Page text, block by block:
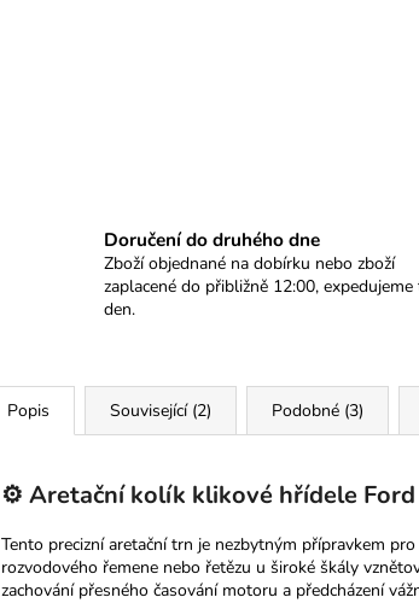
Doručení do druhého dne
Zboží objednané na dobírku nebo zboží
zaplacené do přibližně 12:00, expedujeme
den.
Popis Související (2) Podobné (3)
⚙️ Aretační kolík klikové hřídele Ford
Tento precizní aretační trn je nezbytným přípravkem
rozvodového řemene nebo řetězu u široké škály
zachování přesného časování motoru a předcházení